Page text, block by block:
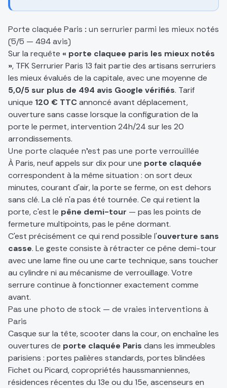
Porte claquée Paris : un serrurier parmi les mieux notés
(5/5 — 494 avis)
Sur la requête « porte claquee paris les mieux notés
», TFK Serrurier Paris 13 fait partie des artisans serruriers
les mieux évalués de la capitale, avec une moyenne de
5,0/5 sur plus de 494 avis Google vérifiés. Tarif
unique 120 € TTCannoncé avant déplacement,
ouverture sans casse lorsque la configuration de la
porte le permet, intervention 24h/24 sur les 20
arrondissements.
Une porte claquée n'est pas une porte verrouillée
À Paris, neuf appels sur dix pour une porte claquée
correspondent à la même situation : on sort deux
minutes, courant d'air, la porte se ferme, on est dehors
sans clé. La clé n'a pas été tournée. Ce qui retient la
porte, c'est le pêne demi-tour — pas les points de
fermeture multipoints, pas le pêne dormant.
C'est précisément ce qui rend possible l'ouverture sans
casse. Le geste consiste à rétracter ce pêne demi-tour
avec une lame fine ou une carte technique, sans toucher
au cylindre ni au mécanisme de verrouillage. Votre
serrure continue à fonctionner exactement comme
avant.
Pas une photo de stock — de vraies interventions à
Paris
Casque sur la tête, scooter dans la cour, on enchaîne les
ouvertures de porte claquée Paris dans les immeubles
parisiens : portes palières standards, portes blindées
Fichet ou Picard, copropriétés haussmanniennes,
résidences récentes du 13e ou du 15e, ascenseurs en